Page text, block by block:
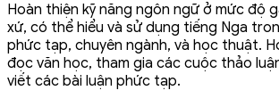
Hoàn thiện kỹ năng ngôn ngữ ở mức độ
xứ, có thể hiểu và sử dụng tiếng Nga
phức tạp, chuyên ngành, và học thuật.
đọc văn học, tham gia các cuộc thảo
viết các bài luận phức tạp.